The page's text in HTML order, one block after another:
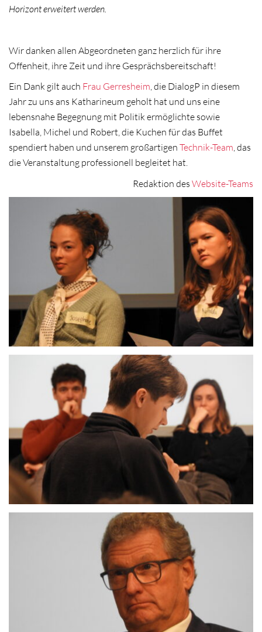
Horizont erweitert werden.
Wir danken allen Abgeordneten ganz herzlich für ihre
Offenheit, ihre Zeit und ihre Gesprächsbereitschaft!
Ein Dank gilt auch Frau Gerresheim, die DialogP in diesem
Jahr zu uns ans Katharineum geholt hat und uns eine
lebensnahe Begegnung mit Politik ermöglichte sowie
Isabella, Michel und Robert, die Kuchen für das Buffet
spendiert haben und unserem großartigen Technik-Team, das
die Veranstaltung professionell begleitet hat.
Redaktion des Website-Teams